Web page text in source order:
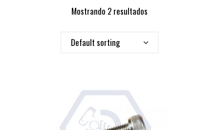
Mostrando 2 resultados
Default sorting